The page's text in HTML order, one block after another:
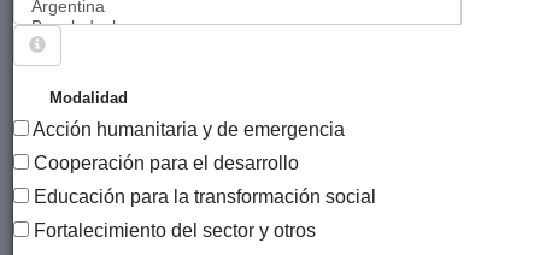
Modalidad
Acción humanitaria y de emergencia
Cooperación para el desarrollo
Educación para la transformación social
Fortalecimiento del sector y otros
7076 PROYECTOS
Entidad
financiadora